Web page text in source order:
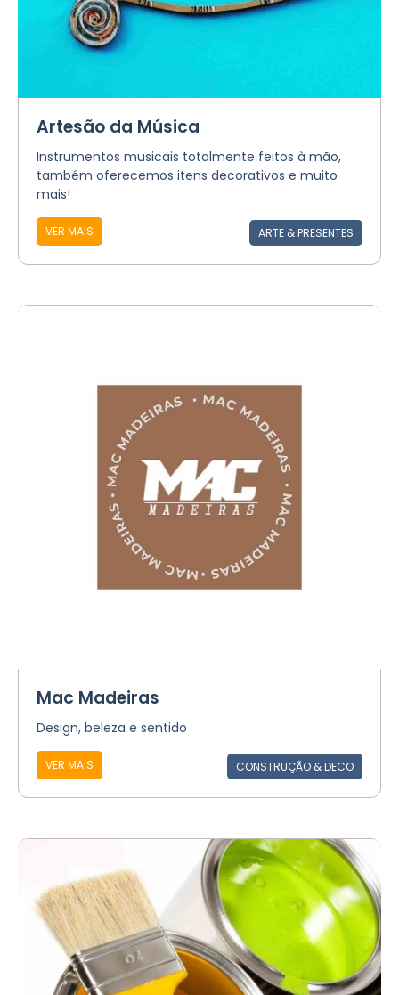
Artesão da Música
Instrumentos musicais totalmente feitos à mão,
também oferecemos itens decorativos e muito
mais!
VER MAIS ARTE & PRESENTES
Mac Madeiras
Design, beleza e sentido
VER MAIS CONSTRUÇÃO & DECO